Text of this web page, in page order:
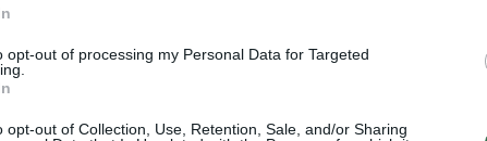
opt-out of processing my Personal Data for Targeted
opt-out of Collection, Use, Retention, Sale, and/or Sharing